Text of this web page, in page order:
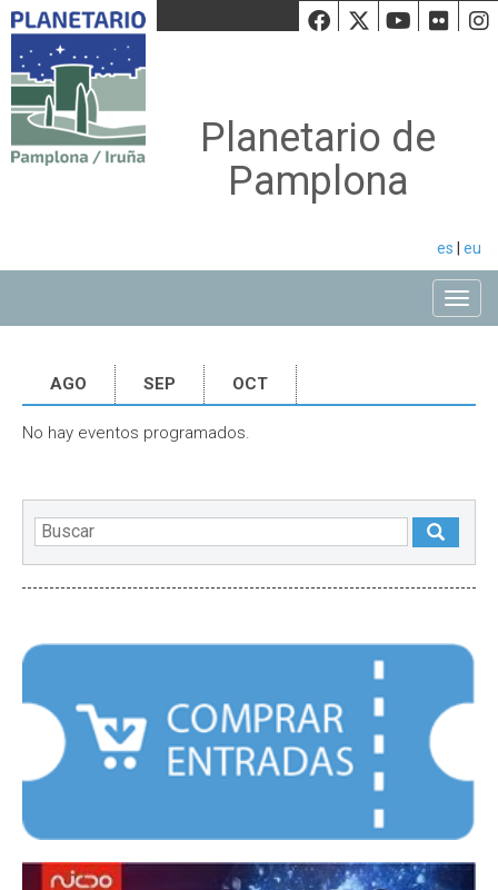
Facebook
Twiiter
Planetario de
Pamplona
es eu
AGO SEP OCT
No hay eventos programados.